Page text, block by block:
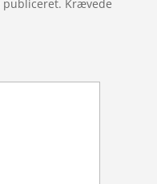
publiceret. Krævede